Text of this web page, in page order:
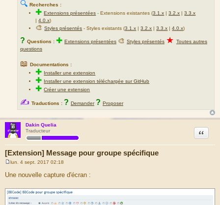
🔍 Recherches :
✚Extensions présentées -Extensions existantes (3.1.x |3.2.x |3.3.x
|4.0.x)
🎨Styles présentés - Styles existants (3.1.x |3.2.x |3.3.x |4.0.x)
? Questions : ✚ Extensions présentées 🎨 Styles présentés ★ Toutes autres
questions
📖 Documentations :
✚ Installer une extension
✚ Installer une extension téléchargée sur GitHub
✚Créer une extension
✍ Traductions : ? Demander ? Proposer
Dakin Quelia
Traducteur
[Extension] Message pour groupe spécifique
Citation
s
a
g
e
lun. 4 sept. 2017 02:18
Une nouvelle capture d'écran :